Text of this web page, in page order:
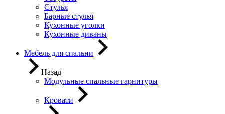
Стулья
Барные стулья
Кухонные уголки
Кухонные диваны
Мебель для спальни
Назад
Модульные спальные гарнитуры
Кровати